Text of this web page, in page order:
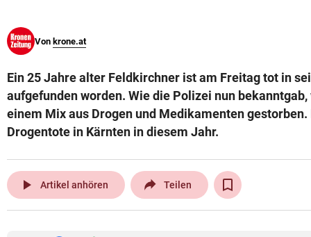
© Krone Multimedia GmbH & Co KG 2026
Von krone.at
Ein 25 Jahre alter Feldkirchner ist am Freitag tot in
aufgefunden worden. Wie die Polizei nun
einem Mix aus Drogen und Medikamenten
Drogentote in Kärnten in diesem Jahr.
play_arrow Artikel anhören Teilen